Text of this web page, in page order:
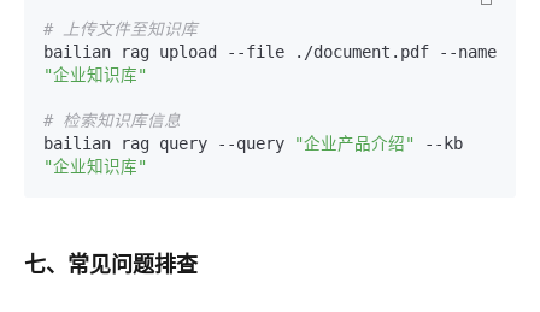
# 上传文件至知识库
"企业知识库"
# 检索知识库信息
bailian rag query --query
"企业产品介绍"
"企业知识库"
七、常见问题排查